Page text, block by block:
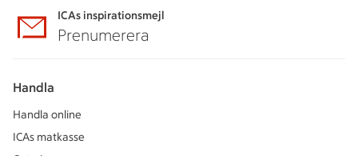
ICAs inspirationsmejl
Prenumerera
Handla
Handla online
ICAs matkasse